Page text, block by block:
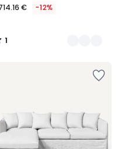
€ -12%
1